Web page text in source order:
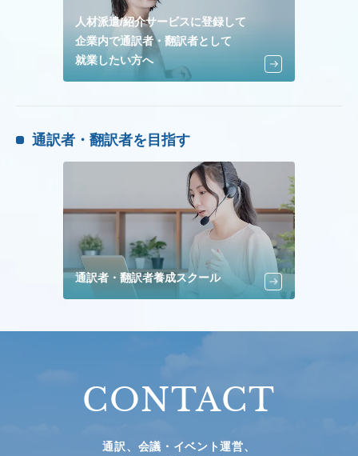
人材派遣/紹介サービスに登録して
企業内で通訳者・翻訳者として
就業したい方へ
通訳者・翻訳者を目指す
通訳者・翻訳者養成スクール
CONTACT
通訳、会議・イベント運営、